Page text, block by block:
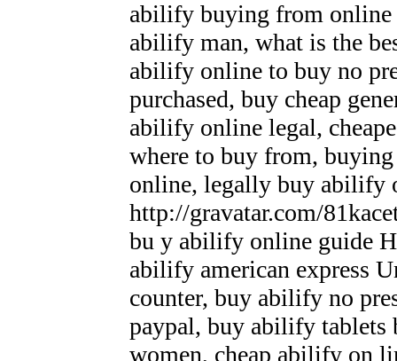
abilify buying from online
abilify man, what is the
abilify online to buy no
purchased, buy cheap
abilify online legal,
where to buy from,
online, legally buy abilify
http://gravatar.com/
bu y abilify online guide
abilify american express
counter, buy abilify no
paypal, buy abilify
women, cheap abilify on